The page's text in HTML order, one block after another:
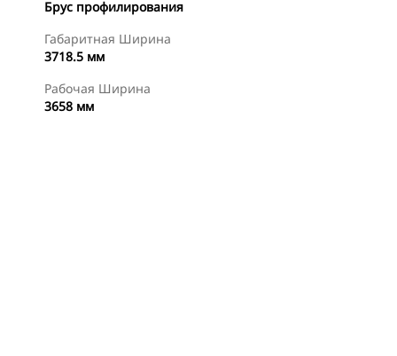
Брус профилирования
Габаритная Ширина
3718.5 мм
Рабочая Ширина
3658 мм